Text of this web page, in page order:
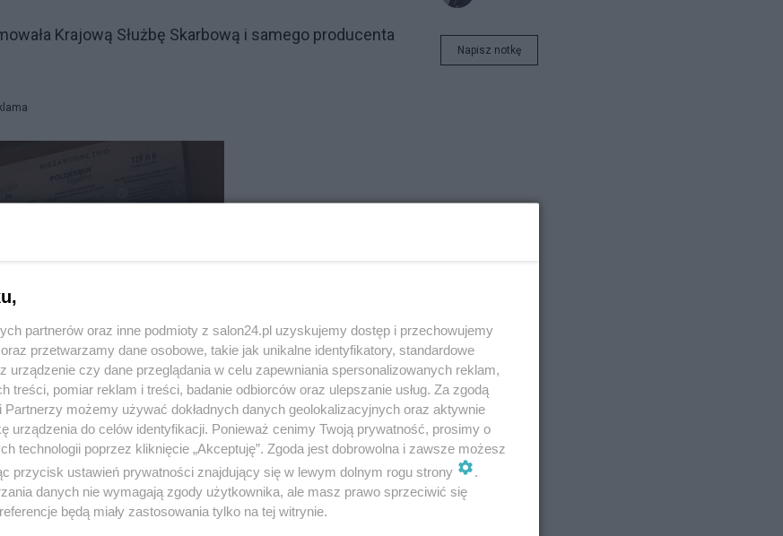
Krajową Służbę Skarbową i samego producenta
Napisz notkę
partnerów oraz inne podmioty z salon24.pl uzyskujemy dostęp i przechowujemy
przetwarzamy dane osobowe, takie jak unikalne identyfikatory, standardowe
urządzenie czy dane przeglądania w celu zapewniania spersonalizowanych reklam,
treści, pomiar reklam i treści, badanie odbiorców oraz ulepszanie usług. Za zgodą
możemy używać dokładnych danych geolokalizacyjnych oraz aktywnie
urządzenia do celów identyfikacji. Ponieważ cenimy Twoją prywatność, prosimy o
technologii poprzez kliknięcie „Akceptuję”. Zgoda jest dobrowolna i zawsze możesz
przycisk ustawień prywatności znajdujący się w lewym dolnym rogu strony
.
danych nie wymagają zgody użytkownika, ale masz prawo sprzeciwić się
będą miały zastosowania tylko na tej witrynie.